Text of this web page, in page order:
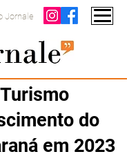
Jornale
do
em 2023